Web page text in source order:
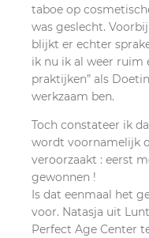
taboe op
was geslecht.
blijkt er echter
ik nu ik al weer ruim
praktijken” als
werkzaam ben.
Toch constateer ik
wordt voornamelijk
veroorzaakt : eerst
gewonnen !
Is dat eenmaal het
voor. Natasja uit
Perfect Age Center